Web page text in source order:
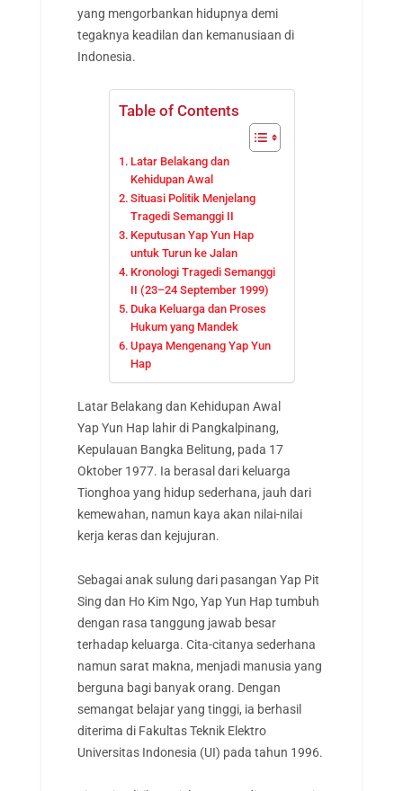
yang mengorbankan hidupnya demi
tegaknya keadilan dan kemanusiaan di
Indonesia.
Table of Contents
Latar Belakang dan
Kehidupan Awal
Situasi Politik Menjelang
Tragedi Semanggi II
Keputusan Yap Yun Hap
untuk Turun ke Jalan
Kronologi Tragedi Semanggi
II (23–24 September 1999)
Duka Keluarga dan Proses
Hukum yang Mandek
Upaya Mengenang Yap Yun
Hap
Latar Belakang dan Kehidupan Awal
Yap Yun Hap lahir di Pangkalpinang,
Kepulauan Bangka Belitung, pada 17
Oktober 1977. Ia berasal dari keluarga
Tionghoa yang hidup sederhana, jauh dari
kemewahan, namun kaya akan nilai-nilai
kerja keras dan kejujuran.
Sebagai anak sulung dari pasangan Yap Pit
Sing dan Ho Kim Ngo, Yap Yun Hap tumbuh
dengan rasa tanggung jawab besar
terhadap keluarga. Cita-citanya sederhana
namun sarat makna, menjadi manusia yang
berguna bagi banyak orang. Dengan
semangat belajar yang tinggi, ia berhasil
diterima di Fakultas Teknik Elektro
Universitas Indonesia (UI) pada tahun 1996.